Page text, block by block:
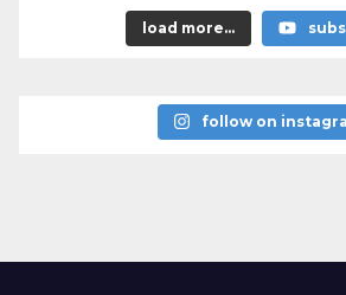
load more...
follow on